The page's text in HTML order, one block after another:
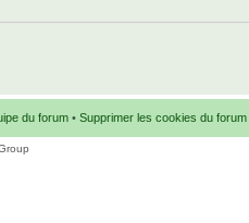
du forum • Supprimer les cookies du forum